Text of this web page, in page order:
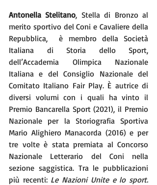
Antonella Stelitano, Stella di Bronzo al
merito sportivo del Coni e Cavaliere della
Repubblica,  è membro della Società
Italiana di Storia dello Sport,
dell’Accademia Olimpica Nazionale
Italiana e del Consiglio Nazionale del
Comitato Italiano Fair Play. È autrice di
diversi volumi con i quali ha vinto il
Premio Bancarella Sport (2021), il Premio
Nazionale per la Storiografia Sportiva
Mario Alighiero Manacorda (2016) e per
tre volte è stata premiata al Concorso
Nazionale Letterario del Coni nella
sezione saggistica. Tra le pubblicazioni
più recenti: Le Nazioni Unite e lo sport.